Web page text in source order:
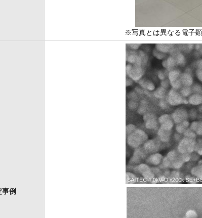
※写真とは異なる電子
事例